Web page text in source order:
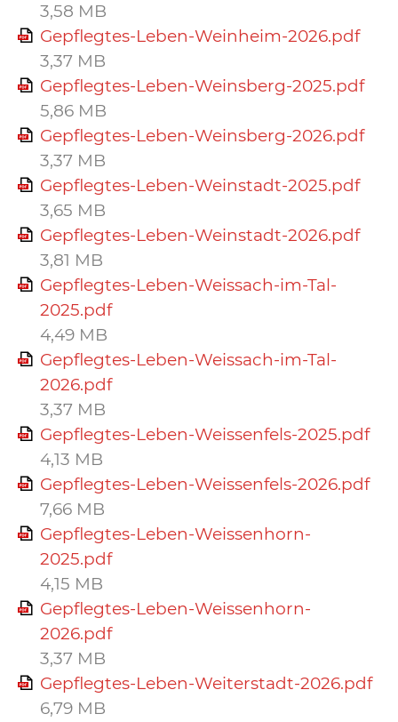
3,58 MB
Gepflegtes-Leben-Weinheim-2026.pdf
3,37 MB
Gepflegtes-Leben-Weinsberg-2025.pdf
5,86 MB
Gepflegtes-Leben-Weinsberg-2026.pdf
3,37 MB
Gepflegtes-Leben-Weinstadt-2025.pdf
3,65 MB
Gepflegtes-Leben-Weinstadt-2026.pdf
3,81 MB
Gepflegtes-Leben-Weissach-im-Tal-
2025.pdf
4,49 MB
Gepflegtes-Leben-Weissach-im-Tal-
2026.pdf
3,37 MB
Gepflegtes-Leben-Weissenfels-2025.pdf
4,13 MB
Gepflegtes-Leben-Weissenfels-2026.pdf
7,66 MB
Gepflegtes-Leben-Weissenhorn-
2025.pdf
4,15 MB
Gepflegtes-Leben-Weissenhorn-
2026.pdf
3,37 MB
Gepflegtes-Leben-Weiterstadt-2026.pdf
6,79 MB